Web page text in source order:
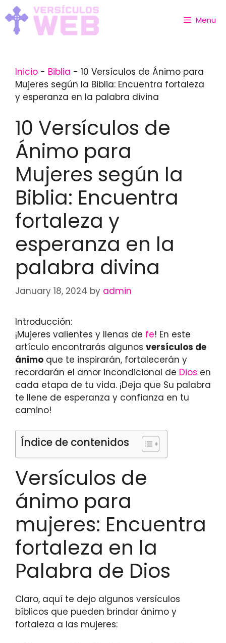
Skip
to
content
Menu
Inicio - Biblia - 10 Versículos de Ánimo para
Mujeres según la Biblia: Encuentra fortaleza
y esperanza en la palabra divina
10 Versículos de
Ánimo para
Mujeres según la
Biblia: Encuentra
fortaleza y
esperanza en la
palabra divina
January 18, 2024 by admin
Introducción:
¡Mujeres valientes y llenas de fe! En este
artículo encontrarás algunos versículos de
ánimo que te inspirarán, fortalecerán y
recordarán el amor incondicional de Dios en
cada etapa de tu vida. ¡Deja que Su palabra
te llene de esperanza y confianza en tu
camino!
Índice de contenidos
Versículos de
ánimo para
mujeres: Encuentra
fortaleza en la
Palabra de Dios
Claro, aquí te dejo algunos versículos
bíblicos que pueden brindar ánimo y
fortaleza a las mujeres: